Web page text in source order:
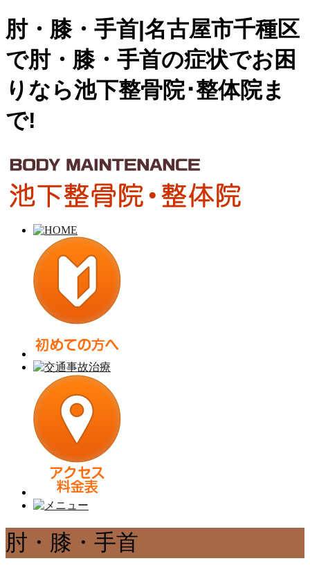
肘・膝・手首|名古屋市千種区
で肘・膝・手首の症状でお困
りなら池下整骨院･整体院ま
で!
肘・膝・手首